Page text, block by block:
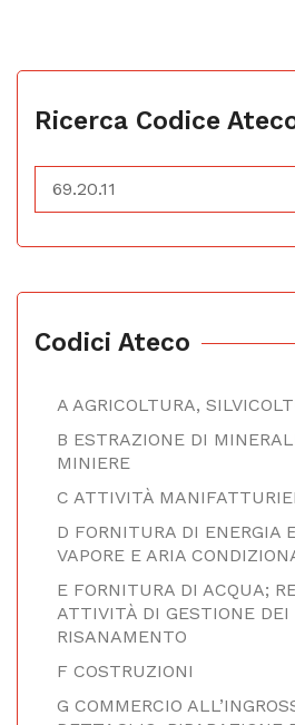
Ricerca Codice
Codici Ateco
A AGRICOLTURA,
B ESTRAZIONE DI
MINIERE
C ATTIVITÀ
D FORNITURA DI ENERGIA
VAPORE E ARIA
E FORNITURA DI ACQUA;
ATTIVITÀ DI GESTIONE
RISANAMENTO
F COSTRUZIONI
G COMMERCIO